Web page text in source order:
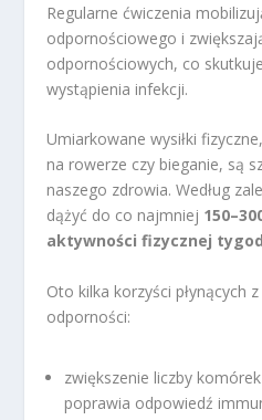
Regularne ćwiczenia
odpornościowego i
odpornościowych, co
wystąpienia infekcji.
Umiarkowane wysiłki
na rowerze czy bieganie, są
naszego zdrowia. Według
dążyć do co najmniej
aktywności fizycznej
Oto kilka korzyści płynących
odporności:
zwiększenie liczby
poprawia odpowiedź